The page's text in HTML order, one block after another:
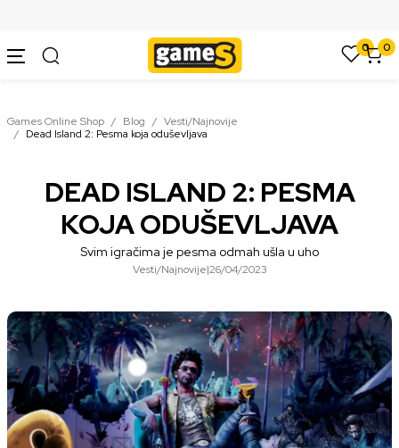
0 0
Games Online Shop Blog
Vesti/Najnovije
Dead Island 2: Pesma koja oduševljava
DEAD ISLAND 2: PESMA
KOJA ODUŠEVLJAVA
Svim igračima je pesma odmah ušla u uho
Vesti/Najnovije|26/04/2023